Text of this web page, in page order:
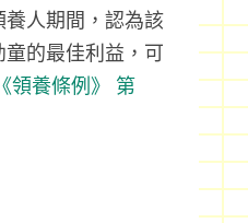
人期間，認為該
的最佳利益，可
《領養條例》
第